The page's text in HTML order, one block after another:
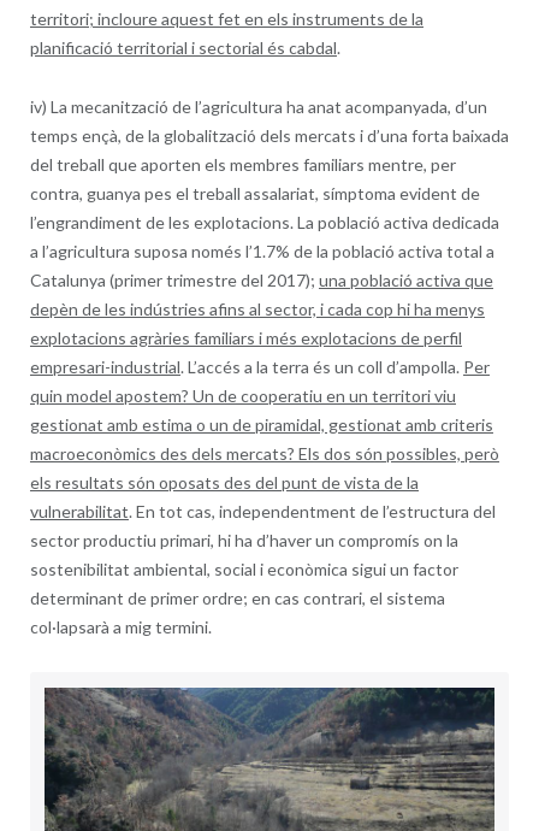
territori; incloure aquest fet en els instruments de la
planificació territorial i sectorial és cabdal.
iv) La mecanització de l’agricultura ha anat acompanyada, d’un
temps ençà, de la globalització dels mercats i d’una forta baixada
del treball que aporten els membres familiars mentre, per
contra, guanya pes el treball assalariat, símptoma evident de
l’engrandiment de les explotacions. La població activa dedicada
a l’agricultura suposa només l’1.7% de la població activa total a
Catalunya (primer trimestre del 2017); una població activa que
depèn de les indústries afins al sector, i cada cop hi ha menys
explotacions agràries familiars i més explotacions de perfil
empresari-industrial. L’accés a la terra és un coll d’ampolla. Per
quin model apostem? Un de cooperatiu en un territori viu
gestionat amb estima o un de piramidal, gestionat amb criteris
macroeconòmics des dels mercats? Els dos són possibles, però
els resultats són oposats des del punt de vista de la
vulnerabilitat. En tot cas, independentment de l’estructura del
sector productiu primari, hi ha d’haver un compromís on la
sostenibilitat ambiental, social i econòmica sigui un factor
determinant de primer ordre; en cas contrari, el sistema
col·lapsarà a mig termini.